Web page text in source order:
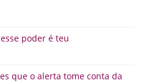
poder é teu
que o alerta tome conta da